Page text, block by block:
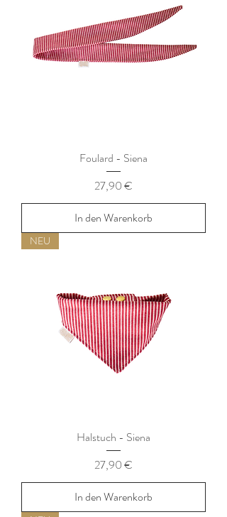
Foulard - Siena
Preis
27,90 €
In den Warenkorb
NEU
Halstuch - Siena
Preis
27,90 €
In den Warenkorb